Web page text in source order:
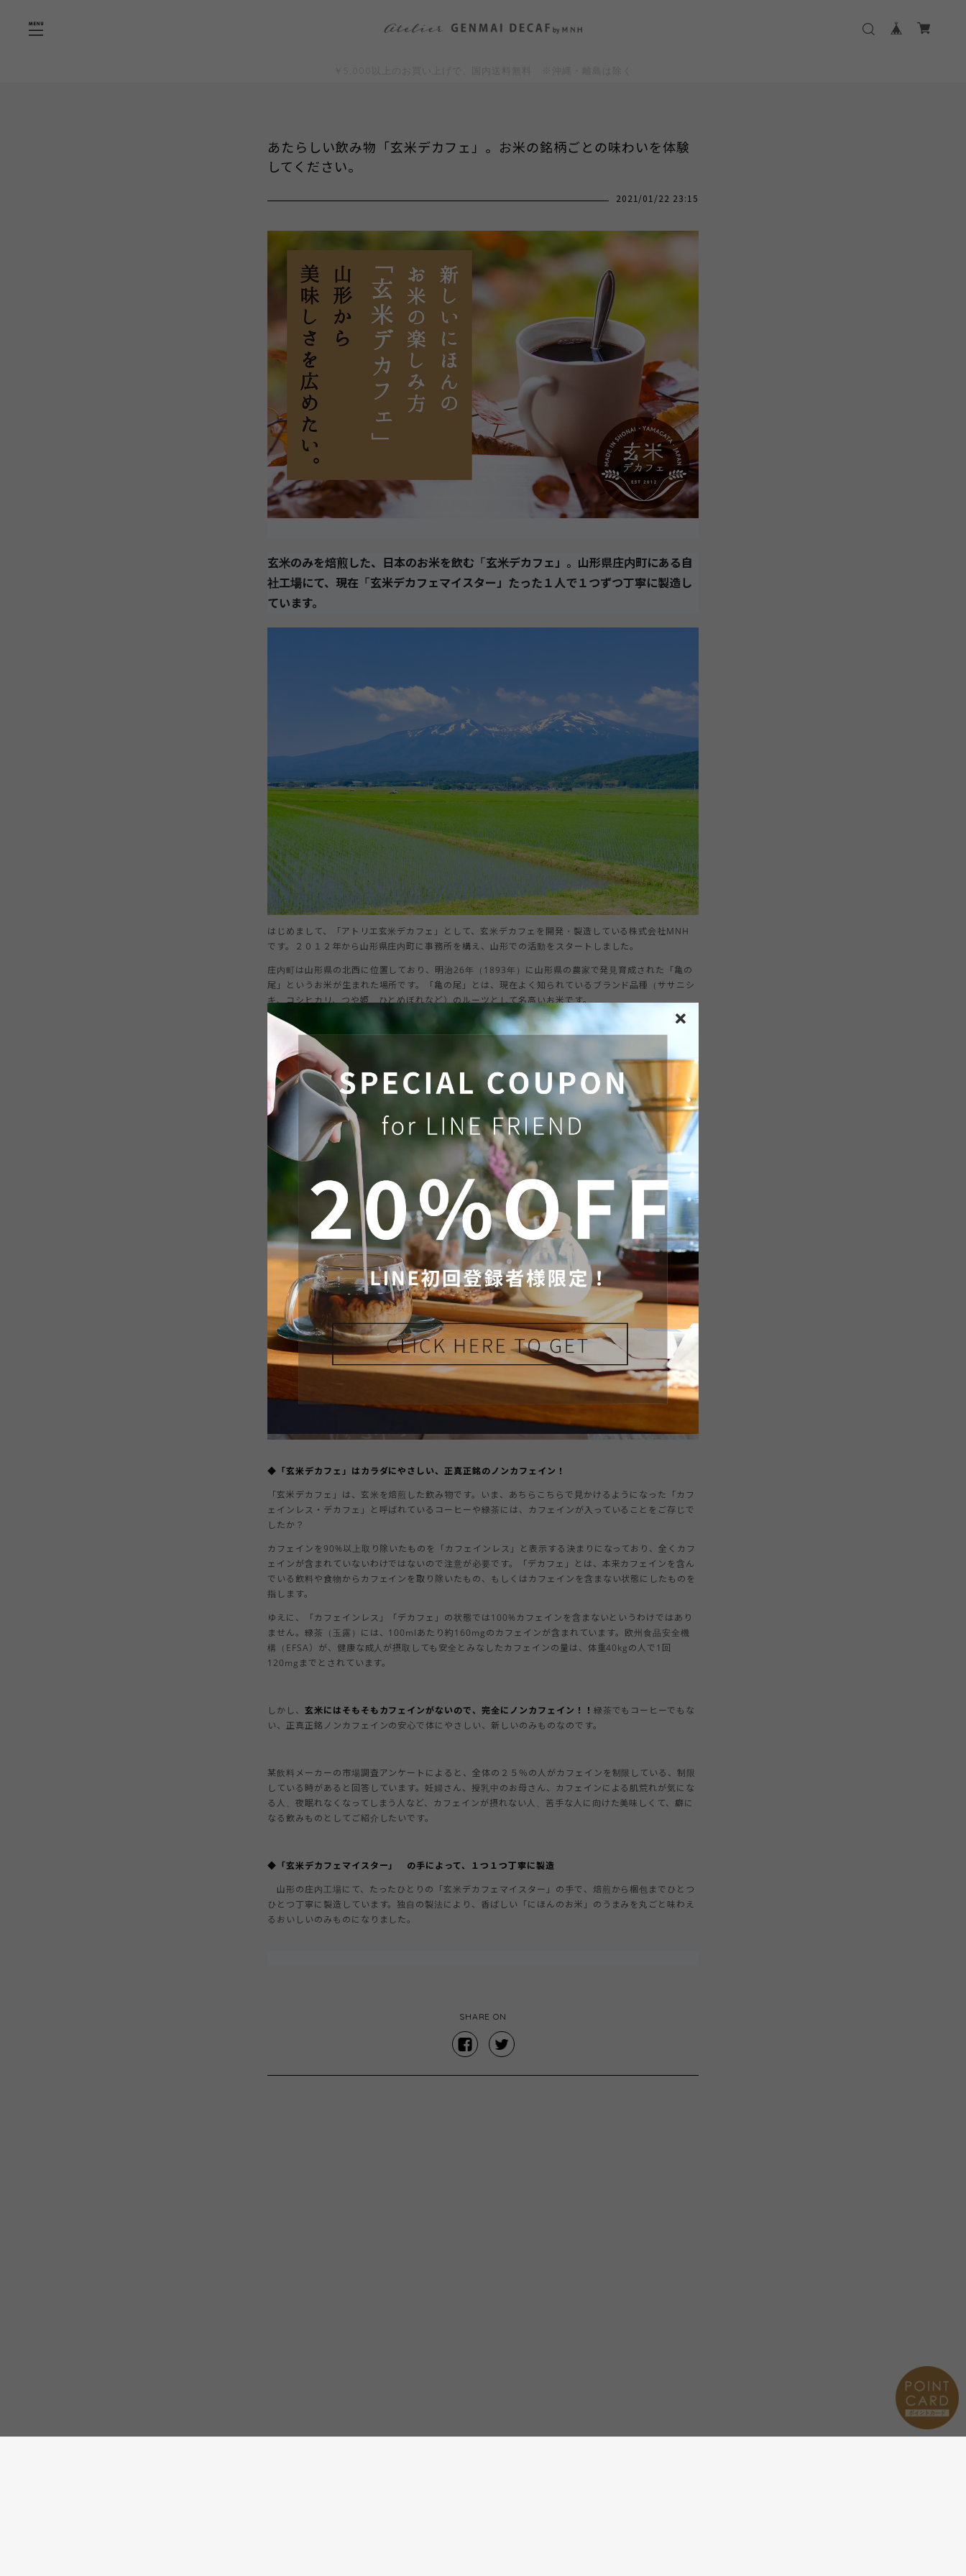
あたらしい飲み物「玄米デカフェ」。お米の銘柄ごとの味わいを体験
してください。
2021/01/22 23:15
玄米のみを焙煎した、日本のお米を飲む「玄米デカフェ」。山形県庄内町にある自
社工場にて、現在「玄米デカフェマイスター」たった１人で１つずつ丁寧に製造し
ています。
はじめまして、「アトリエ玄米デカフェ」として、玄米デカフェを開発・製造している株式会社MNH
です。２０１２年から山形県庄内町に事務所を構え、山形での活動をスタートしました。
庄内町は山形県の北西に位置しており、明治26年（1893年）に山形県の農家で発見育成された「亀の
尾」というお米が生まれた場所です。「亀の尾」とは、現在よく知られているブランド品種（ササニシ
キ、コシヒカリ、つや姫、ひとめぼれなど）のルーツとして名高いお米です。
庄内町から、特産品開発と雇用をつくることを目的とした活動にご賛同・ご協力をいただき、事務所を
設立しました。庄内町はお米の生産地であるゆえ、そのお米をもっと広めたい想いから、独自の焙煎方
法を研究・試行錯誤したのち、2020年
「玄米デカフェ」として新しく発売したところです。
◆「玄米デカフェ」はカラダにやさしい、正真正銘のノンカフェイン！
「玄米デカフェ」は、玄米を焙煎した飲み物です。いま、あちらこちらで見かけるようになった「カフ
ェインレス・デカフェ」と呼ばれているコーヒーや緑茶には、カフェインが入っていることをご存じで
したか？
カフェインを90%以上取り除いたものを「カフェインレス」と表示する決まりになっており、全くカフ
ェインが含まれていないわけではないので注意が必要です。「デカフェ」とは、本来カフェインを含ん
でいる飲料や食物からカフェインを取り除いたもの、もしくはカフェインを含まない状態にしたものを
指します。
ゆえに、「カフェインレス」「デカフェ」の状態では100%カフェインを含まないというわけではあり
ません。緑茶（玉露）には、100mlあたり約160mgのカフェインが含まれています。欧州食品安全機
構（EFSA）が、健康な成人が摂取しても安全とみなしたカフェインの量は、体重40kgの人で1回
120mgまでとされています。
しかし、 玄米にはそもそもカフェインがないので、完全にノンカフェイン！！ 緑茶でもコーヒーでもな
い、正真正銘ノンカフェインの安心で体にやさしい、新しいのみものなのです。
某飲料メーカーの市場調査アンケートによると、全体の２５％の人がカフェインを制限している、制限
している時があると回答しています。妊婦さん、授乳中のお母さん、カフェインによる肌荒れが気にな
る人、夜眠れなくなってしまう人など、カフェインが摂れない人、苦手な人に向けた美味しくて、癖に
なる飲みものとしてご紹介したいです。
◆「玄米デカフェマイスター」 の手によって、１つ１つ丁寧に製造
山形の庄内工場にて、たったひとりの「玄米デカフェマイスター」の手で、焙煎から梱包までひとつ
ひとつ丁寧に製造しています。独自の製法により、香ばしい「にほんのお米」のうまみを丸ごと味わえ
るおいしいのみものになりました。
SHARE ON